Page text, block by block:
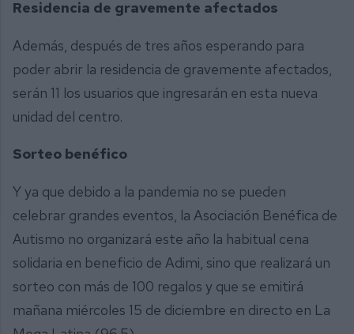
Residencia de gravemente afectados
Además, después de tres años esperando para
poder abrir la residencia de gravemente afectados,
serán 11 los usuarios que ingresarán en esta nueva
unidad del centro.
Sorteo benéfico
Y ya que debido a la pandemia no se pueden
celebrar grandes eventos, la Asociación Benéfica de
Autismo no organizará este año la habitual cena
solidaria en beneficio de Adimi, sino que realizará un
sorteo con más de 100 regalos y que se emitirá
mañana miércoles 15 de diciembre en directo en La